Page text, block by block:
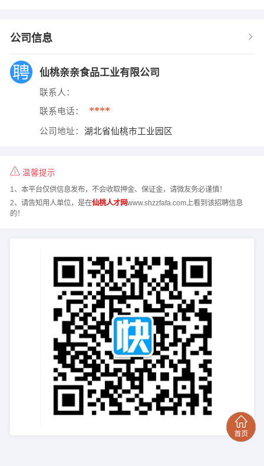
公司信息
仙桃亲亲食品工业有限公司
联系人：
联系电话： ****
公司地址： 湖北省仙桃市工业园区
温馨提示
1、本平台仅供信息发布，不会收取押金、保证金，请微友务必谨慎！
2、请告知用人单位，是在仙桃人才网www.shzzfafa.com上看到该招聘信息
的！